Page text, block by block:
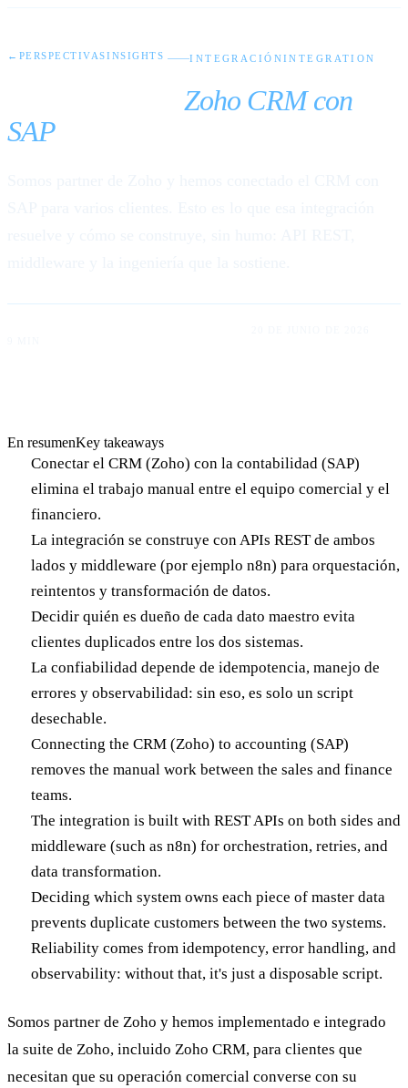
← PERSPECTIVASINSIGHTS INTEGRACIÓNINTEGRATION
Zoho CRM con
SAP
En resumenKey takeaways
Conectar el CRM (Zoho) con la contabilidad (SAP)
elimina el trabajo manual entre el equipo comercial y el
financiero.
La integración se construye con APIs REST de ambos
lados y middleware (por ejemplo n8n) para orquestación,
reintentos y transformación de datos.
Decidir quién es dueño de cada dato maestro evita
clientes duplicados entre los dos sistemas.
La confiabilidad depende de idempotencia, manejo de
errores y observabilidad: sin eso, es solo un script
desechable.
Connecting the CRM (Zoho) to accounting (SAP)
removes the manual work between the sales and finance
teams.
The integration is built with REST APIs on both sides and
middleware (such as n8n) for orchestration, retries, and
data transformation.
Deciding which system owns each piece of master data
prevents duplicate customers between the two systems.
Reliability comes from idempotency, error handling, and
observability: without that, it's just a disposable script.
Somos partner de Zoho y hemos implementado e integrado
la suite de Zoho, incluido Zoho CRM, para clientes que
necesitan que su operación comercial converse con su